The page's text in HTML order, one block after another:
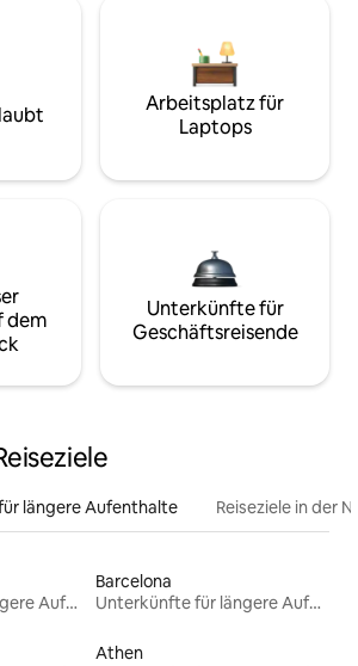
Arbeitsplatz für
Laptops
dem
Unterkünfte für
Geschäftsreisende
längere Aufenthalte Reiseziele in der
Unterkünfte für längere Aufenthalte
Barcelona
Unterkünfte für längere Aufenthalte
Athen